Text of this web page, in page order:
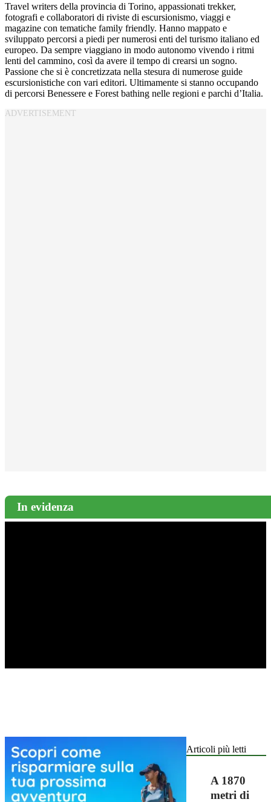
Travel writers della provincia di Torino, appassionati trekker,
fotografi e collaboratori di riviste di escursionismo, viaggi e
magazine con tematiche family friendly. Hanno mappato e
sviluppato percorsi a piedi per numerosi enti del turismo italiano ed
europeo. Da sempre viaggiano in modo autonomo vivendo i ritmi
lenti del cammino, così da avere il tempo di crearsi un sogno.
Passione che si è concretizzata nella stesura di numerose guide
escursionistiche con vari editori. Ultimamente si stanno occupando
di percorsi Benessere e Forest bathing nelle regioni e parchi d’Italia.
In evidenza
Articoli più letti
A 1870
metri di